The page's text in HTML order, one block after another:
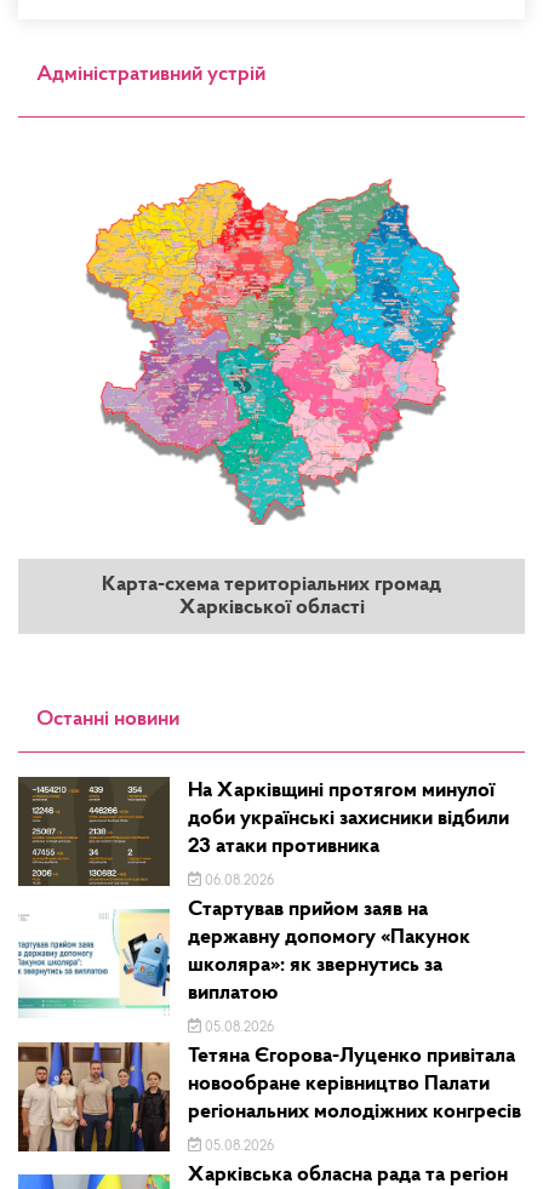
Адміністративний устрій
Карта-схема територіальних громад
Харківської області
Останні новини
На Харківщині протягом минулої
доби українські захисники відбили
23 атаки противника
06.08.2026
Стартував прийом заяв на
державну допомогу «Пакунок
школяра»: як звернутись за
виплатою
05.08.2026
Тетяна Єгорова-Луценко привітала
новообране керівництво Палати
регіональних молодіжних конгресів
05.08.2026
Харківська обласна рада та регіон